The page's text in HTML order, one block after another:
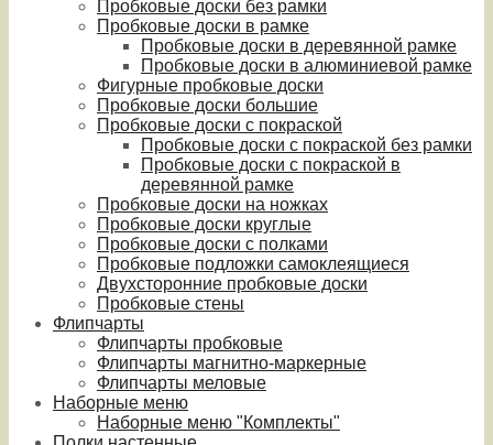
Пробковые доски без рамки
Пробковые доски в рамке
Пробковые доски в деревянной рамке
Пробковые доски в алюминиевой рамке
Фигурные пробковые доски
Пробковые доски большие
Пробковые доски с покраской
Пробковые доски с покраской без рамки
Пробковые доски с покраской в
деревянной рамке
Пробковые доски на ножках
Пробковые доски круглые
Пробковые доски с полками
Пробковые подложки самоклеящиеся
Двухсторонние пробковые доски
Пробковые стены
Флипчарты
Флипчарты пробковые
Флипчарты магнитно-маркерные
Флипчарты меловые
Наборные меню
Наборные меню "Комплекты"